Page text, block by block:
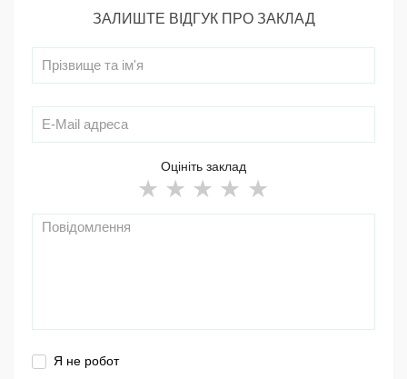
ЗАЛИШТЕ ВІДГУК ПРО ЗАКЛАД
Оцініть заклад
Я не робот